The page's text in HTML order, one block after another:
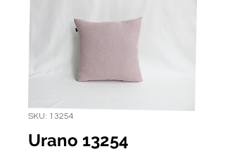
SKU: 13254
Urano 13254